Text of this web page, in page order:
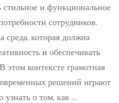
офис
для
бизнеса:
вдохновляет
повышает
продуктивность
и функциональное
сотрудников.
среда, которая должна
и обеспечивать
этом контексте грамотная
решений играют
узнать о том, как …